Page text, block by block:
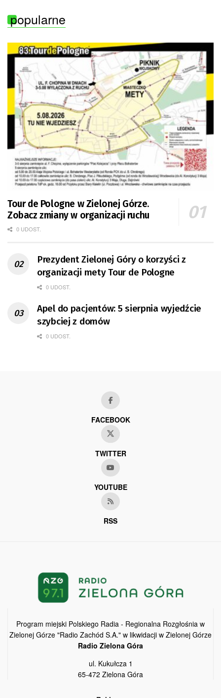
popularne
Tour de Pologne w Zielonej Górze.
Zobacz zmiany w organizacji ruchu
0 UDOST.
Prezydent Zielonej Góry o korzyści z
organizacji mety Tour de Pologne
0 UDOST.
Apel do pacjentów: 5 sierpnia wyjedźcie
szybciej z domów
0 UDOST.
FACEBOOK
TWITTER
YOUTUBE
RSS
Program miejski Polskiego Radia - Regionalna Rozgłośnia w
Zielonej Górze "Radio Zachód S.A." w likwidacji w Zielonej Górze
Radio Zielona Góra
ul. Kukułcza 1
65-472 Zielona Góra